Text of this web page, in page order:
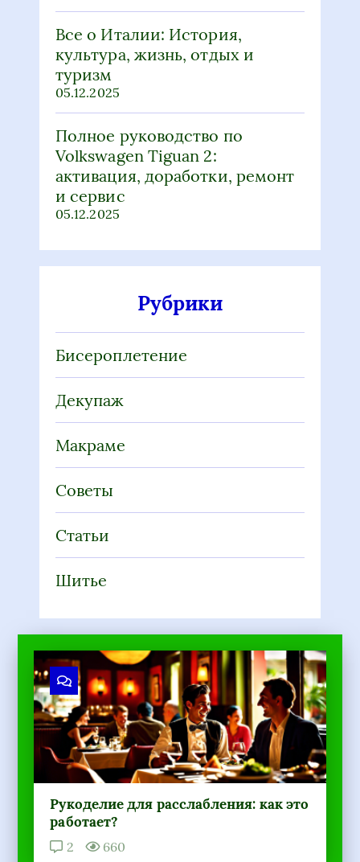
Все о Италии: История,
культура, жизнь, отдых и
туризм
05.12.2025
Полное руководство по
Volkswagen Tiguan 2:
активация, доработки, ремонт
и сервис
05.12.2025
Рубрики
Бисероплетение
Декупаж
Макраме
Советы
Статьи
Шитье
Рукоделие для расслабления: как это
работает?
2 660